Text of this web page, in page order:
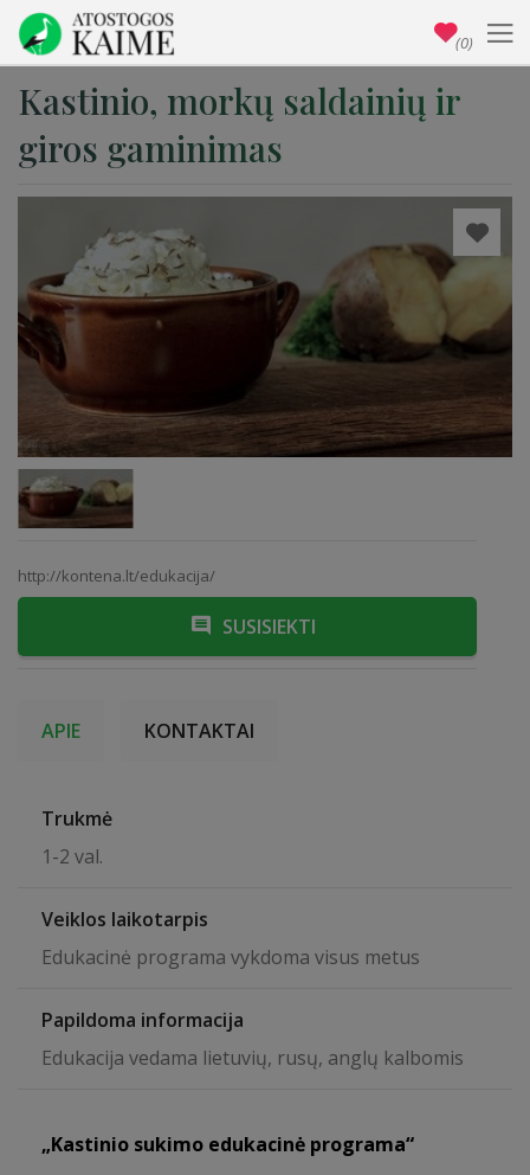
Kastinio, morkų saldainių ir
giros gaminimas
http://kontena.lt/edukacija/
SUSISIEKTI
APIE KONTAKTAI
Trukmė
1-2 val.
Veiklos laikotarpis
Edukacinė programa vykdoma visus metus
Papildoma informacija
Edukacija vedama lietuvių, rusų, anglų kalbomis
„Kastinio sukimo edukacinė programa“
(0)